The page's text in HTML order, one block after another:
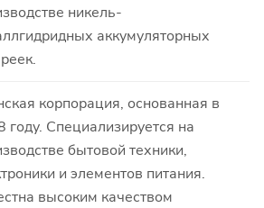
никель-
аккумуляторных
корпорация, основанная в
году. Специализируется на
бытовой техники,
и элементов питания.
высоким качеством